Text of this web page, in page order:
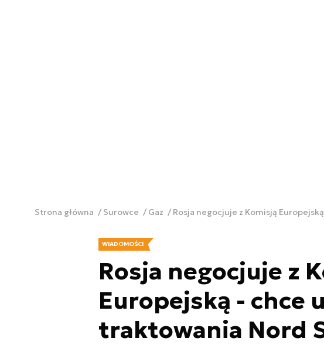
Strona główna Surowce Gaz Rosja negocjuje z Komisją
WIADOMOŚCI
Rosja negocjuje z
Europejską - chce
traktowania Nord